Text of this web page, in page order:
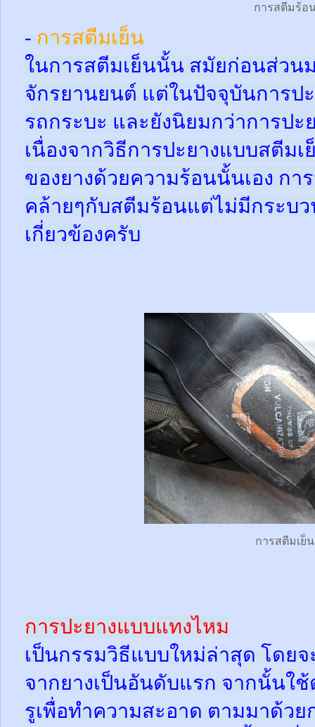
การสตีมร้อ
- การสตีมเย็น
ในการสตีมเย็นนั้น สมัยก่อนส่วน
จักรยานยนต์ แต่ในปัจจุบันการป
รถกระบะ และยังนิยมกว่าการป
เนื่องจากวิธีการปะยางแบบสตีม
ของยางด้วยความร้อนนั้นเอง กา
คล้ายๆกับสตีมร้อนแต่ไม่มีกระบ
เกี่ยวข้องครับ
การสตีมเย็น
การปะยางแบบแทงไหม
เป็นกรรมวิธีแบบใหม่ล่าสุด โดย
จากยางเป็นอันดับแรก จากนั้นใ
รูเพื่อทำความสะอาด ตามมาด้วย